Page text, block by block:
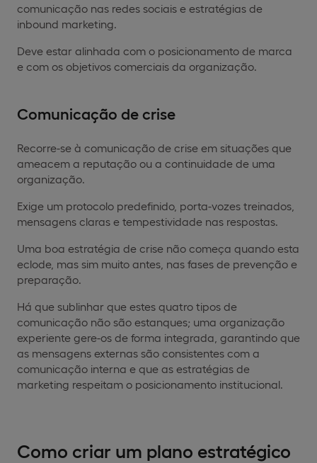
comunicação nas redes sociais e estratégias de
inbound marketing.
Deve estar alinhada com o posicionamento de marca
e com os objetivos comerciais da organização.
Comunicação de crise
Recorre-se à comunicação de crise em situações que
ameacem a reputação ou a continuidade de uma
organização.
Exige um protocolo predefinido, porta-vozes treinados,
mensagens claras e tempestividade nas respostas.
Uma boa estratégia de crise não começa quando esta
eclode, mas sim muito antes, nas fases de prevenção e
preparação.
Há que sublinhar que estes quatro tipos de
comunicação não são estanques; uma organização
experiente gere-os de forma integrada, garantindo que
as mensagens externas são consistentes com a
comunicação interna e que as estratégias de
marketing respeitam o posicionamento institucional.
Como criar um plano estratégico